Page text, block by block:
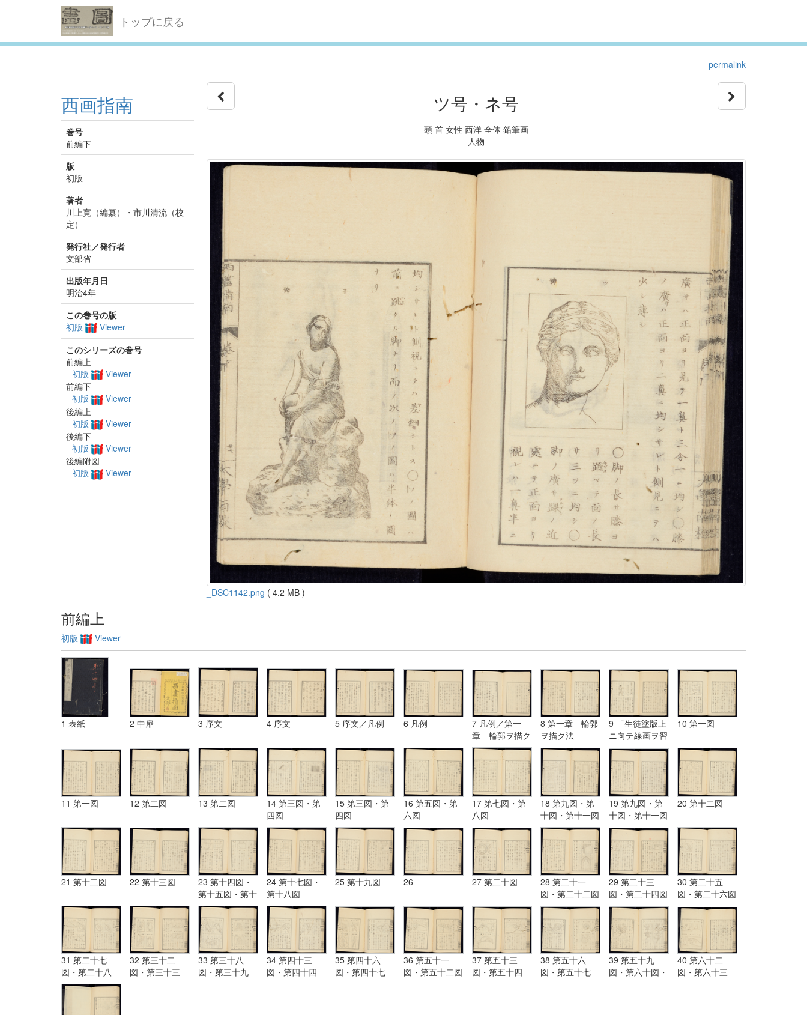
トップに戻る
permalink
西画指南
巻号
前編下
版
初版
著者
川上寛（編纂）・市川清流（校
定）
発行社／発行者
文部省
出版年月日
明治4年
この巻号の版
初版
Viewer
このシリーズの巻号
前編上
初版
Viewer
前編下
初版
Viewer
後編上
初版
Viewer
後編下
初版
Viewer
後編附図
初版
Viewer
ツ号・ネ号
頭 首 女性 西洋 全体 鉛筆画
人物
_DSC1142.png ( 4.2 MB )
前編上
初版 Viewer
1 表紙 2 中扉 3 序文 4 序文 5 序文／凡例 6 凡例
7 凡例／第一
章 輪郭ヲ描ク
法
8 第一章 輪郭
ヲ描ク法
9 「生徒塗版上
ニ向テ線画ヲ習
フ図」
10 第一図
11 第一図 12 第二図 13 第二図
14 第三図・第
四図
15 第三図・第
四図
16 第五図・第
六図
17 第七図・第
八図
18 第九図・第
十図・第十一図
19 第九図・第
十図・第十一図
20 第十二図
21 第十二図 22 第十三図
23 第十四図・
第十五図・第十
六図
24 第十七図・
第十八図
25 第十九図 26 27 第二十図
28 第二十一
図・第二十二図
29 第二十三
図・第二十四図
30 第二十五
図・第二十六図
31 第二十七
図・第二十八
図・第二十九
図・第三十図・
第三十一図
32 第三十二
図・第三十三
33 第三十八
図・第三十九
34 第四十三
図・第四十四
35 第四十六
図・第四十七
36 第五十一
図・第五十二図
37 第五十三
図・第五十四
38 第五十六
図・第五十七
39 第五十九
図・第六十図・
40 第六十二
図・第六十三